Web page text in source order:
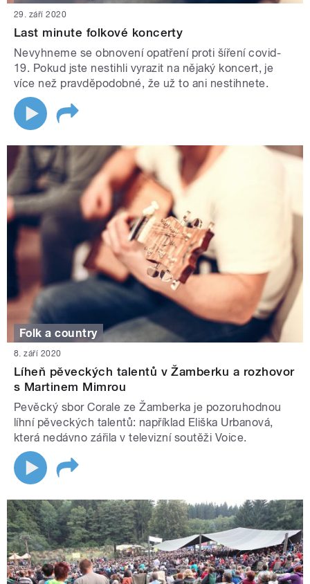
29. září 2020
Last minute folkové koncerty
Nevyhneme se obnovení opatření proti šíření covid-
19. Pokud jste nestihli vyrazit na nějaký koncert, je
více než pravděpodobné, že už to ani nestihnete.
Folk a country
8. září 2020
Líheň pěveckých talentů v Žamberku a rozhovor
s Martinem Mimrou
Pevěcký sbor Corale ze Žamberka je pozoruhodnou
líhní pěveckých talentů: například Eliška Urbanová,
která nedávno zářila v televizní soutěži Voice.